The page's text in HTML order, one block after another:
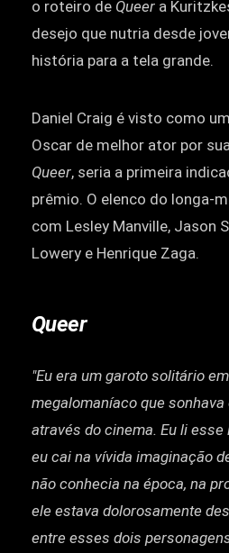
o roteiro de Queer a
desejo que nutria desde
história para a tela grande.
Daniel Craig é visto como
Oscar de melhor ator por
Queer, seria a primeira
prêmio. O elenco do longa-
com Lesley Manville, Jason
Lowery e Henrique Zaga.
Queer
"Eu era um garoto solitário
megalomaníaco que
através do cinema. Eu li esse
eu cai na vívida imaginação
não conhecia na época, na
ele estava dolorosamente
entre esses dois